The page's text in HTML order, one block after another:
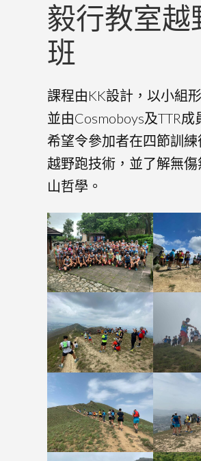
毅行教室越
班
課程由KK設計，以小組
並由Cosmoboys及TTR成
希望令參加者在四節訓
越野跑技術，並了解無
山哲學。